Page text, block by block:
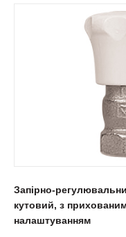
Запірно-
кутовий, з
налаштуванням